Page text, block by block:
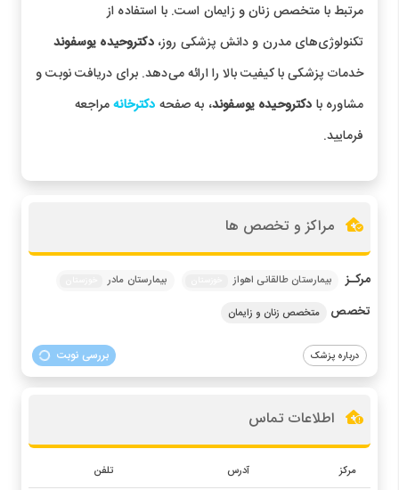
مرتبط با متخصص زنان و زایمان است. با استفاده از
تکنولوژی‌های مدرن و دانش پزشکی روز،دکتروحیده یوسفوند
خدمات پزشکی با کیفیت بالا را ارائه می‌دهد. برای دریافت نوبت و
مشاوره با دکتروحیده یوسفوند، به صفحه دکترخانهمراجعه
فرمایید.
مراکز و تخصص ها
مرکـز بیمارستان طالقانی اهواز بیمارستان مادر
تخصص متخصص زنان و زایمان
درباره پزشک بررسی نوبت
اطلاعات تماس
مرکز آدرس
تلفن